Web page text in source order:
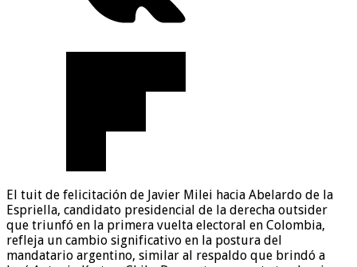
El tuit de felicitación de Javier Milei hacia Abelardo de la
Espriella, candidato presidencial de la derecha outsider
que triunfó en la primera vuelta electoral en Colombia,
refleja un cambio significativo en la postura del
mandatario argentino, similar al respaldo que brindó a